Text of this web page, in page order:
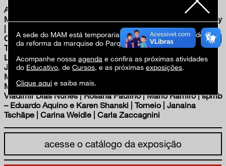
Artistas: Agora/Capacete | Alpendre | APIC | Atrocidades
Maravilhosas | Lia Menna Barreto | Artur Barrio | Cao Buysky
| Marcos Chaves | Chelpa Ferro | Clube da Lata | Eduardo
Coimbra | Ducha | Iran do Espírito Santo | Raquel Garbelotti |
Tatiana Grinberg | Grupo Cambalacho | Cao Guimarães |
Lina Kim | Lucia Koch | Laura Lima | Linha Imaginária |
Jarbas Lopes | Fernanda Magalhães | Rubens Mano |
Marcia X | Marepe | Gilberto Mariotti | MILO | Raul Mourão |
Mônica Nador | Rivane Neuenschwander | Marta Neves |
Vladimir Dias Nunes | Rosana Paulino | Mario Ramiro | spmb
– Eduardo Aquino e Karen Shanski | Torneio | Janaina
Tschäpe | Carina Weidle | Carla Zaccagnini
acesse o catálogo da exposição
A sede do MAM está temporariamente fechada em virtude
da reforma da marquise do Parque Ibirapuera.
Acompanhe nossa agenda e confira as próximas atividades
do Educativo, de Cursos, e as próximas exposições.
Clique aqui e saiba mais.